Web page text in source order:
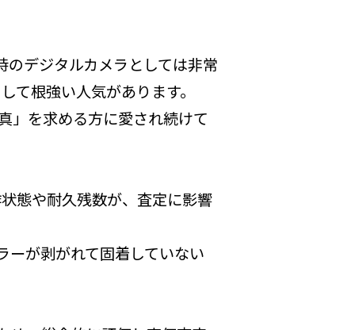
デジタルカメラとしては非常
て根強い人気があります。
」を求める方に愛され続けて
態や耐久残数が、査定に影響
ーが剥がれて固着していない